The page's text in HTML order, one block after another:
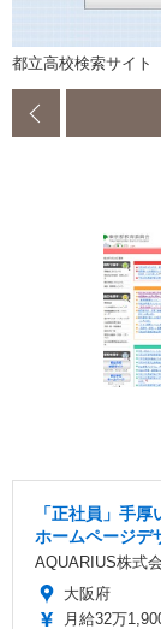
都立高校検索サイト
「正社員」手
ホームページデ
AQUARIUS株式
大阪府
月給32万